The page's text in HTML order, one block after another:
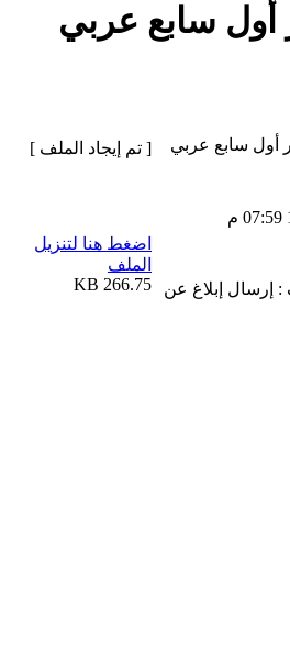
أول سابع عربي
أول سابع عربي
إبلاغ عن
[ تم إيجاد الملف ]
اضغط هنا لتنزيل
الملف
266.75 KB